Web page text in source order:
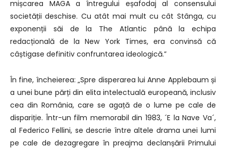
mișcarea MAGA a întregului eșafodaj al consensului
societății deschise. Cu atât mai mult cu cât Stânga, cu
exponenții săi de la The Atlantic până la echipa
redacțională de la New York Times, era convinsă că
câștigase definitiv confruntarea ideologică.”
În fine, încheierea: „Spre disperarea lui Anne Applebaum și
a unei bune părți din elita intelectuală europeană, inclusiv
cea din România, care se agață de o lume pe cale de
dispariție. Într-un film memorabil din 1983, ´E la Nave Va´,
al Federico Fellini, se descrie între altele drama unei lumi
pe cale de dezagregare în preajma declanșării Primului